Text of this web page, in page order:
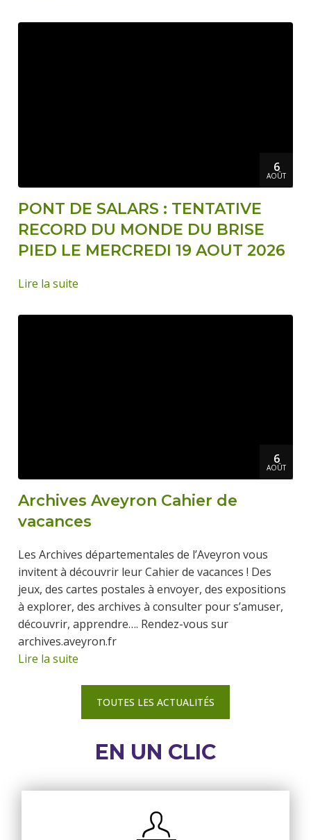
6
AOÛT
PONT DE SALARS : TENTATIVE
RECORD DU MONDE DU BRISE
PIED LE MERCREDI 19 AOUT 2026
Lire la suite
6
AOÛT
Archives Aveyron Cahier de
vacances
Les Archives départementales de l’Aveyron vous
invitent à découvrir leur Cahier de vacances ! Des
jeux, des cartes postales à envoyer, des expositions
à explorer, des archives à consulter pour s’amuser,
découvrir, apprendre…. Rendez-vous sur
archives.aveyron.fr
Lire la suite
TOUTES LES ACTUALITÉS
EN UN CLIC